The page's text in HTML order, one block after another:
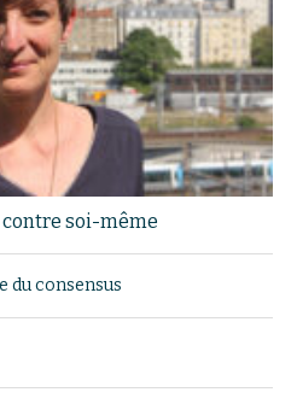
contre soi-même
du consensus